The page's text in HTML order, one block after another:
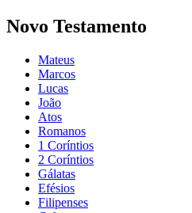
Novo Testamento
Mateus
Marcos
Lucas
João
Atos
Romanos
1 Coríntios
2 Coríntios
Gálatas
Efésios
Filipenses